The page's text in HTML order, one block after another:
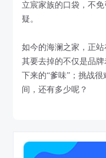
立宸家族的口袋，不
疑。
如今的海澜之家，正
其要去掉的不仅是品
下来的“爹味”；挑战
间，还有多少呢？